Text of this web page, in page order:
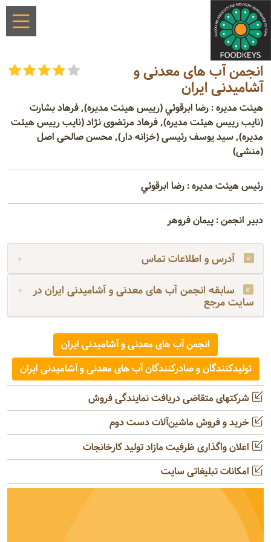
انجمن آب های معدنی و
آشامیدنی ایران
هیئت مدیره : رضا ابرقوئي (رییس هیئت مدیره), فرهاد بشارت
(نایب رییس هیئت مدیره), فرهاد مرتضوی نژاد (نایب رییس هیئت
مدیره), سید یوسف رئیسی (خزانه دار), محسن صالحی اصل
(منشی)
رئیس هیئت مدیره : رضا ابرقوئي
دبیر انجمن : پیمان فروهر
آدرس و اطلاعات تماس
سابقه انجمن آب های معدنی و آشامیدنی ایران در
سایت مرجع
انجمن آب های معدنی و آشامیدنی ایران
تولیدکنندگان و صادرکنندگان آب های معدنی و آشامیدنی ایران
شرکتهای متقاضی دریافت نمایندگی فروش
خرید و فروش ماشین‌آلات دست دوم
اعلان واگذاری ظرفیت مازاد تولید کارخانجات
امکانات تبلیغاتی سایت